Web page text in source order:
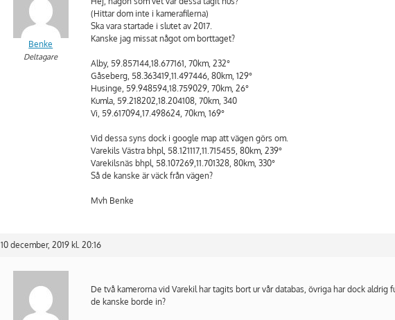
Benke
Deltagare
(Hittar dom inte i kamerafilerna)
Ska vara startade i slutet av 2017.
Kanske jag missat något om borttaget?
Alby, 59.857144,18.677161, 70km, 232°
Gåseberg, 58.363419,11.497446, 80km, 129°
Husinge, 59.948594,18.759029, 70km, 26°
Kumla, 59.218202,18.204108, 70km, 340
Vi, 59.617094,17.498624, 70km, 169°
Vid dessa syns dock i google map att vägen görs om.
Varekils Västra bhpl, 58.121117,11.715455, 80km, 239°
Varekilsnäs bhpl, 58.107269,11.701328, 80km, 330°
Så de kanske är väck från vägen?
Mvh Benke
10 december, 2019 kl. 20:16
De två kamerorna vid Varekil har tagits bort ur vår databas, övriga har dock aldrig
de kanske borde in?